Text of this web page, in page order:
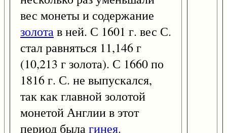
вес монеты и содержание
золотав ней. С 1601 г. вес С.
стал равняться 11,146 г
(10,213 г золота). С 1660 по
1816 г. С. не выпускался,
так как главной золотой
монетой Англии в этот
период былагинея.